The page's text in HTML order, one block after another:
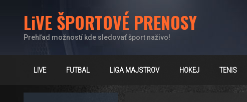
LiVE ŠPORTOVÉ PRENOSY
Prehľad možností kde sledovať šport naživo!
LIVE FUTBAL LIGA MAJSTROV HOKEJ TENIS